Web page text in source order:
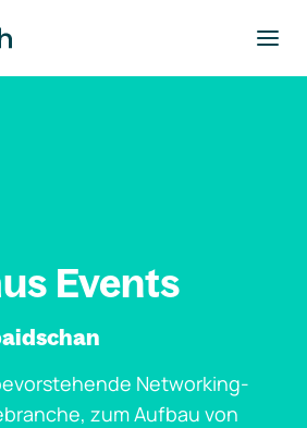
Events
Networking-
zum Aufbau von